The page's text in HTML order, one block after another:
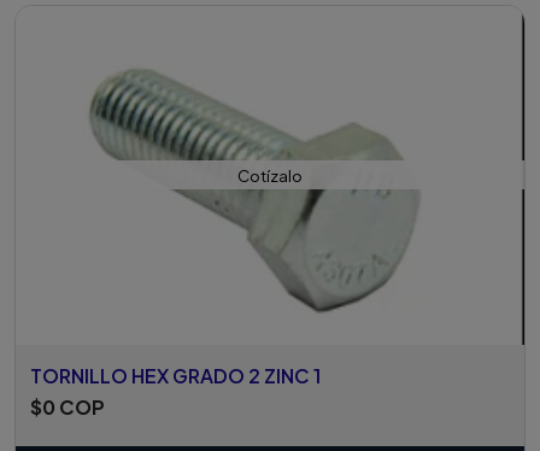
Cotízalo
TORNILLO HEX GRADO 2 ZINC 1
$0 COP